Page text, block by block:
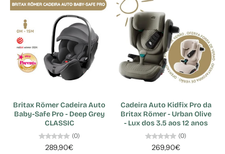
Britax Römer Cadeira Auto
Baby-Safe Pro - Deep Grey
CLASSIC
(0)
289,90€
Cadeira Auto Kidfix Pro da
Britax Römer - Urban Olive
- Lux dos 3.5 aos 12 anos
(0)
269,90€